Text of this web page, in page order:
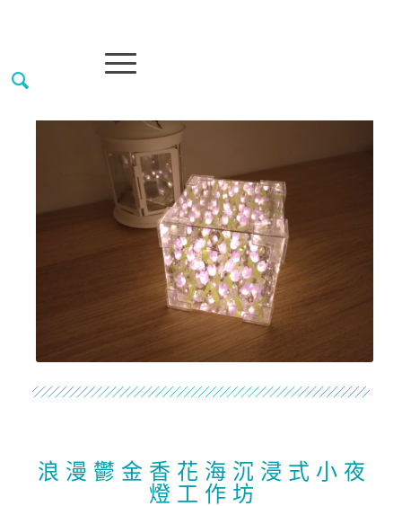
浪 漫 鬱 金 香 花 海 沉 浸 式 小 夜
燈 工 作 坊